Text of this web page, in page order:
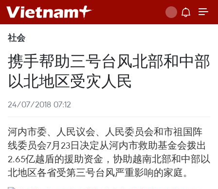
社会
携手帮助三号台风北部和中部
以北地区受灾人民
24/07/2018 07:12
河内市委、人民议会、人民委员会和市祖国阵
线委员会7月23日决定从河内市救助基金会拨出
2.65亿越盾的援助资金，协助越南北部和中部以
北地区各省受第三号台风严重影响的家庭。